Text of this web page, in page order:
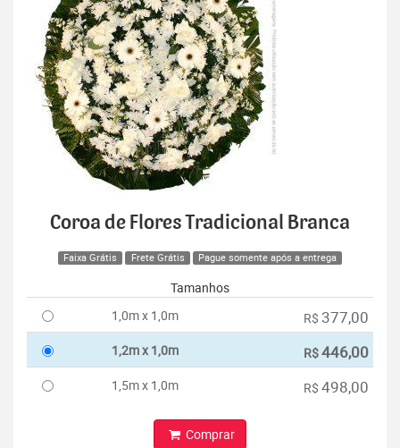
Coroa de Flores Tradicional Branca
Faixa Grátis Frete Grátis Pague somente após a entrega
Tamanhos
1,0m x 1,0m
R$ 377,00
1,2m x 1,0m R$446,00
1,5m x 1,0m R$ 498,00
Comprar